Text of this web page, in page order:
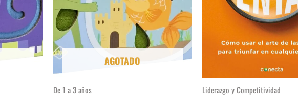
AGOTADO
De 1 a 3 años Liderazgo y Competitividad